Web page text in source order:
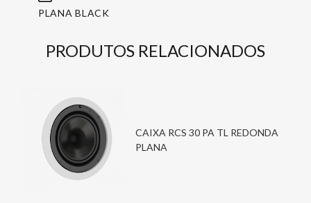
PLANA BLACK
PRODUTOS RELACIONADOS
CAIXA RCS 30 PA TL REDONDA
PLANA